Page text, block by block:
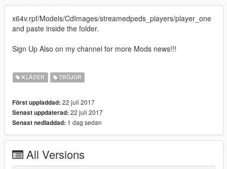
x64v.rpf/Models/CdImages/streamedpeds_players/player_one
and paste inside the folder.
Sign Up Also on my channel for more Mods news!!!
KLÄDER TRÖJOR
Först uppladdad: 22 juli 2017
Senast uppdaterad: 22 juli 2017
Senast nedladdad: 1 dag sedan
All Versions